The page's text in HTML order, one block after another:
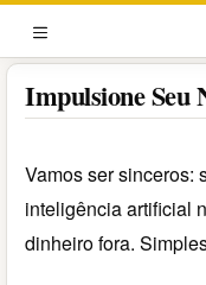
Pular
para
o
conteúdo
MENU
Impulsione Seu
Vamos ser sinceros:
inteligência artificial
dinheiro fora.